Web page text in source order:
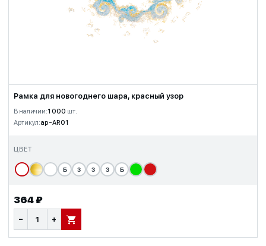
Рамка для новогоднего шара, красный узор
В наличии:1 000 шт.
Артикул:ap-AR01
ЦВЕТ
Б З З З Б
364 ₽
− + В КОРЗИНУ